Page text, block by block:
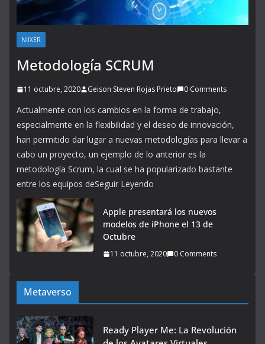
NIIXER
Metodología SCRUM
11 octubre, 2020 Geison Steven Rojas Prieto 0 Comments
Actualmente con los cambios en la forma de trabajo,
especialmente en la flexibilidad y el deseo de innovación,
han permitido dar lugar a nuevas metodologías para llevar a
cabo un proyecto, un ejemplo de lo anterior es la
metodología Scrum, la cual se ha popularizado bastante
entre los equipos deSeguir Leyendo
Apple presentará los nuevos
modelos de iPhone el 13 de
Octubre
11 octubre, 2020 0 Comments
Metaverso
Ready Player Me: La Revolución